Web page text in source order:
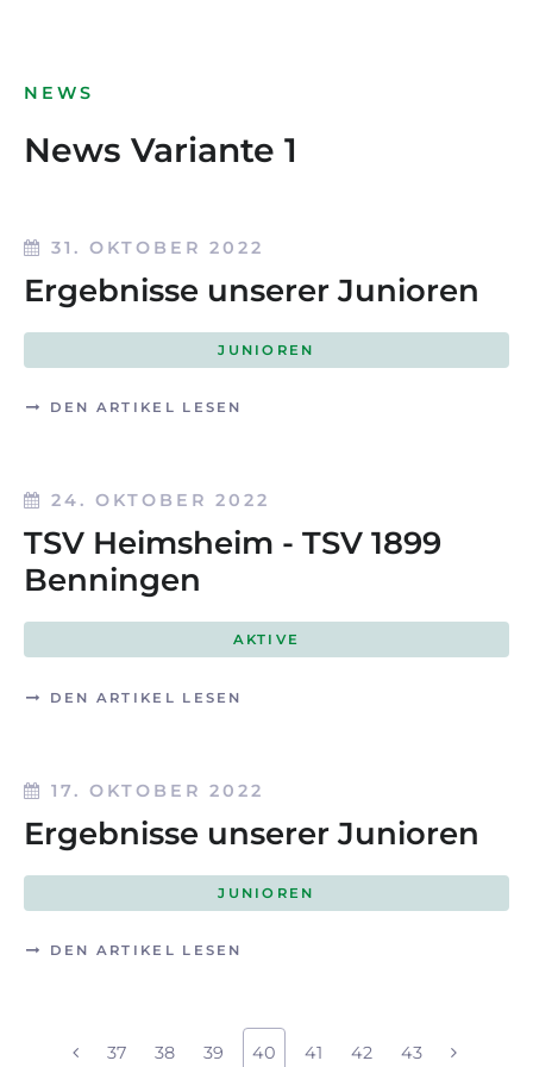
NEWS
News Variante 1
31. OKTOBER 2022
Ergebnisse unserer Junioren
JUNIOREN
DEN ARTIKEL LESEN
24. OKTOBER 2022
TSV Heimsheim - TSV 1899
Benningen
AKTIVE
DEN ARTIKEL LESEN
17. OKTOBER 2022
Ergebnisse unserer Junioren
JUNIOREN
DEN ARTIKEL LESEN
37 38 39 40 41 42 43